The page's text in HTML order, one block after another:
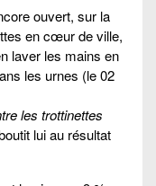
ouvert, sur la
en cœur de ville,
laver les mains en
les urnes (le 02
les trottinettes
lui au résultat